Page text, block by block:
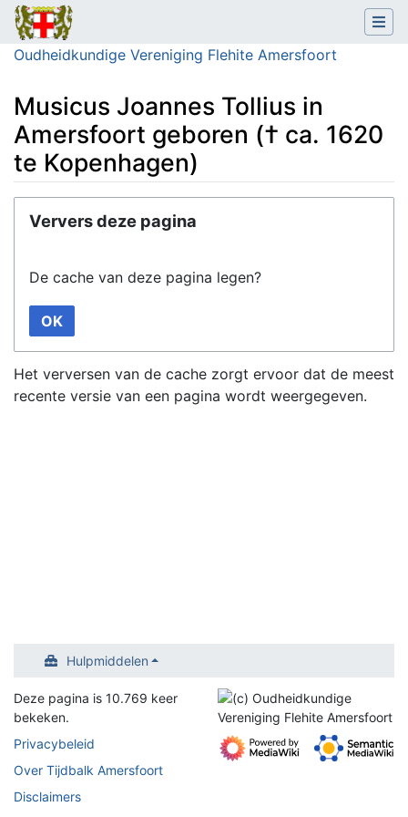
Oudheidkundige Vereniging Flehite Amersfoort
Musicus Joannes Tollius in
Amersfoort geboren († ca. 1620
te Kopenhagen)
Ververs deze pagina
De cache van deze pagina legen?
OK
Het verversen van de cache zorgt ervoor dat de meest
recente versie van een pagina wordt weergegeven.
Hulpmiddelen
Deze pagina is 10.769 keer
bekeken.
Privacybeleid
Over Tijdbalk Amersfoort
Disclaimers